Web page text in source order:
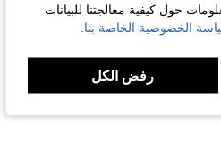
حول كيفية معالجتنا للبيانات
الخصوصية الخاصة بنا.
رفض الكل